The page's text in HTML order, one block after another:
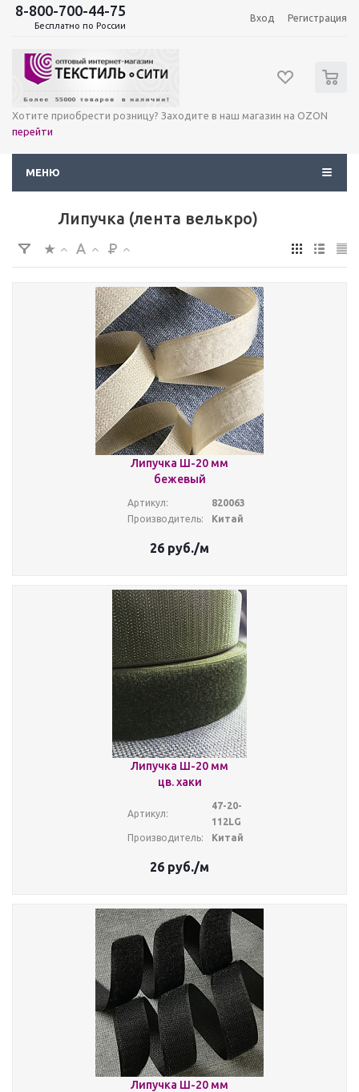
8-800-700-44-75
Бесплатно по России
Вход Регистрация
Хотите приобрести розницу? Заходите в наш магазин на OZON
перейти
МЕНЮ
Липучка (лента велькро)
Липучка Ш-20 мм
бежевый
Артикул:
820063
Производитель:
Китай
26 руб./м
Липучка Ш-20 мм
цв. хаки
Артикул:
47-20-
112LG
Производитель:
Китай
26 руб./м
Липучка Ш-20 мм